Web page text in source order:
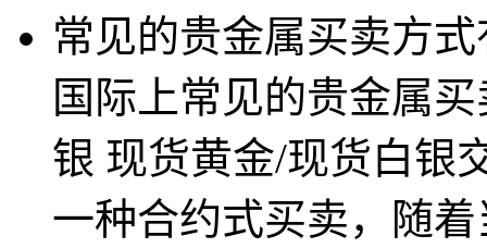
常见的贵金属买卖方
国际上常见的贵金属
银 现货黄金/现货白银
一种合约式买卖，随